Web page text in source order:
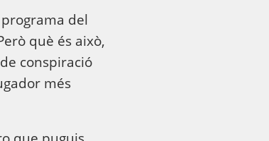
del
què és això,
conspiració
més